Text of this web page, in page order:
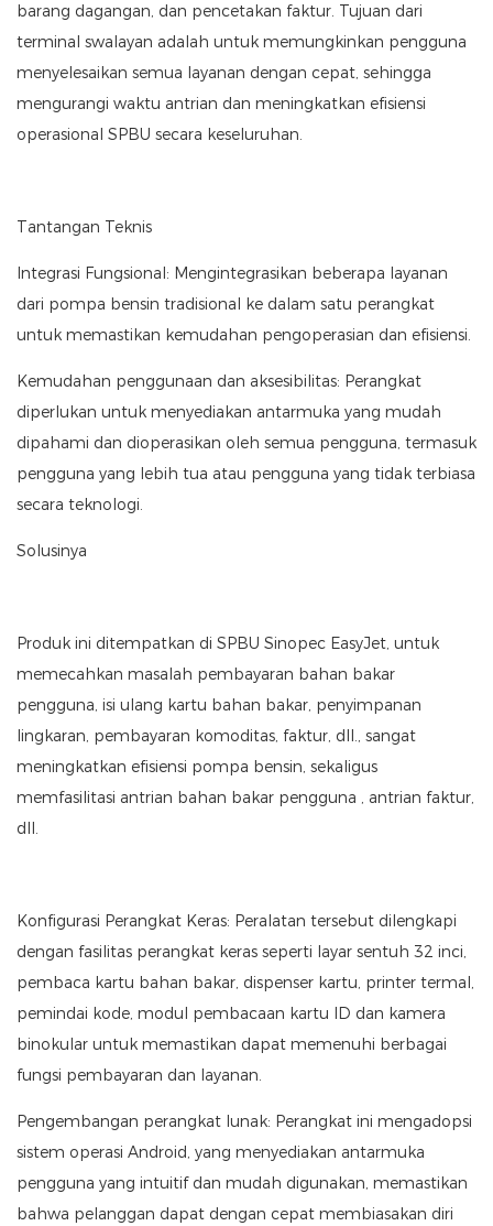
barang dagangan, dan pencetakan faktur. Tujuan dari
terminal swalayan adalah untuk memungkinkan pengguna
menyelesaikan semua layanan dengan cepat, sehingga
mengurangi waktu antrian dan meningkatkan efisiensi
operasional SPBU secara keseluruhan.
Tantangan Teknis
Integrasi Fungsional: Mengintegrasikan beberapa layanan
dari pompa bensin tradisional ke dalam satu perangkat
untuk memastikan kemudahan pengoperasian dan efisiensi.
Kemudahan penggunaan dan aksesibilitas: Perangkat
diperlukan untuk menyediakan antarmuka yang mudah
dipahami dan dioperasikan oleh semua pengguna, termasuk
pengguna yang lebih tua atau pengguna yang tidak terbiasa
secara teknologi.
Solusinya
Produk ini ditempatkan di SPBU Sinopec EasyJet, untuk
memecahkan masalah pembayaran bahan bakar
pengguna, isi ulang kartu bahan bakar, penyimpanan
lingkaran, pembayaran komoditas, faktur, dll., sangat
meningkatkan efisiensi pompa bensin, sekaligus
memfasilitasi antrian bahan bakar pengguna , antrian faktur,
dll.
Konfigurasi Perangkat Keras: Peralatan tersebut dilengkapi
dengan fasilitas perangkat keras seperti layar sentuh 32 inci,
pembaca kartu bahan bakar, dispenser kartu, printer termal,
pemindai kode, modul pembacaan kartu ID dan kamera
binokular untuk memastikan dapat memenuhi berbagai
fungsi pembayaran dan layanan.
Pengembangan perangkat lunak: Perangkat ini mengadopsi
sistem operasi Android, yang menyediakan antarmuka
pengguna yang intuitif dan mudah digunakan, memastikan
bahwa pelanggan dapat dengan cepat membiasakan diri